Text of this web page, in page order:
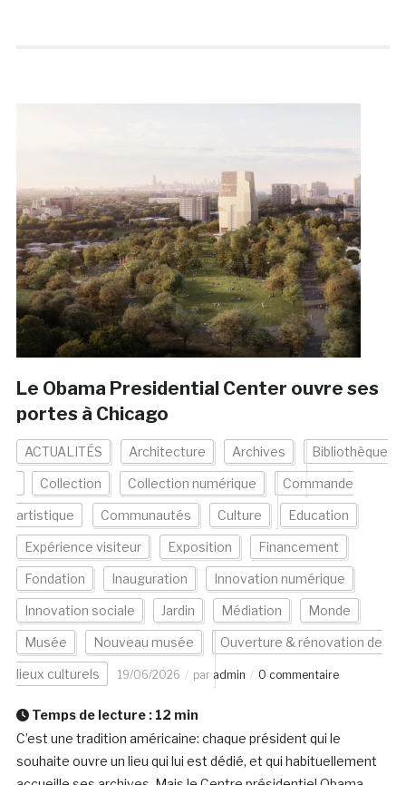
Le Obama Presidential Center ouvre ses
portes à Chicago
ACTUALITÉS Architecture Archives Bibliothèque
Collection Collection numérique Commande
artistique Communautés Culture Education
Expérience visiteur Exposition Financement
Fondation Inauguration Innovation numérique
Innovation sociale Jardin Médiation Monde
Musée Nouveau musée Ouverture & rénovation de
lieux culturels 19/06/2026 par admin 0 commentaire
Temps de lecture : 12 min
C’est une tradition américaine: chaque président qui le
souhaite ouvre un lieu qui lui est dédié, et qui habituellement